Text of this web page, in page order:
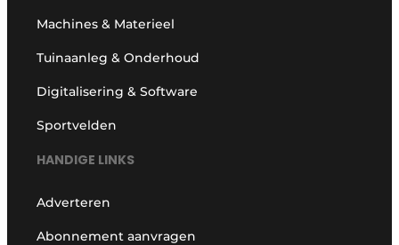
Machines & Materieel
Tuinaanleg & Onderhoud
Digitalisering & Software
Sportvelden
HANDIGE LINKS
Adverteren
Abonnement aanvragen